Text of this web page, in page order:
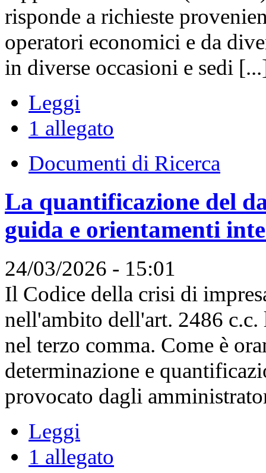
risponde a richieste
operatori economici e da
in diverse occasioni e sedi
Leggi
1 allegato
Documenti di Ricerca
La quantificazione del
guida e orientamenti
24/03/2026 - 15:01
Il Codice della crisi di
nell'ambito dell'art. 2486
nel terzo comma. Come è
determinazione e
provocato dagli
Leggi
1 allegato